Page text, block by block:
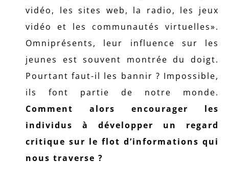
vidéo, les sites web, la radio, les jeux
vidéo et les communautés virtuelles».
Omniprésents, leur influence sur les
jeunes est souvent montrée du doigt.
Pourtant faut-il les bannir ? Impossible,
ils font partie de notre monde.
Comment alors encourager les
individus à développer un regard
critique sur le flot d’informations qui
nous traverse ?